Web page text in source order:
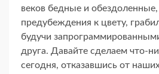
веков бедные и обездоленные,
предубеждения к цвету,
будучи
друга. Давайте сделаем что-
сегодня, отказавшись от